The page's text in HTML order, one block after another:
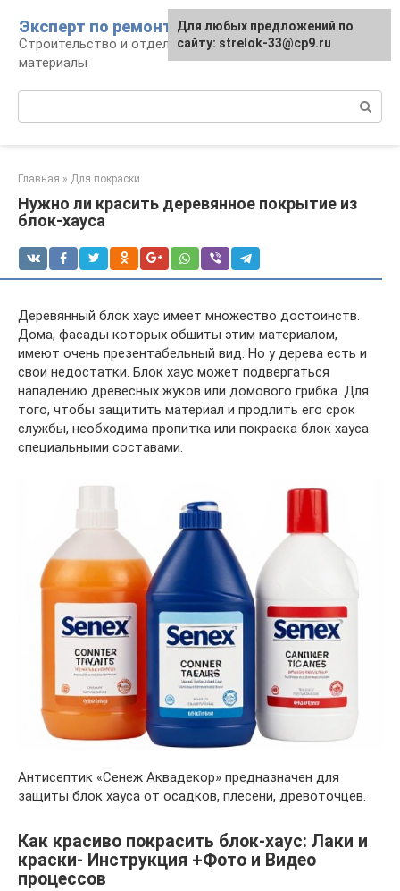
контенту
Эксперт по ремонту
Строительство и отделка: работы и
материалы
Главная » Для покраски
Нужно ли красить деревянное покрытие из
блок-хауса
Деревянный блок хаус имеет множество достоинств.
Дома, фасады которых обшиты этим материалом,
имеют очень презентабельный вид. Но у дерева есть и
свои недостатки. Блок хаус может подвергаться
нападению древесных жуков или домового грибка. Для
того, чтобы защитить материал и продлить его срок
службы, необходима пропитка или покраска блок хауса
специальными составами.
Антисептик «Сенеж Аквадекор» предназначен для
защиты блок хауса от осадков, плесени, древоточцев.
Как красиво покрасить блок-хаус: Лаки и
краски- Инструкция +Фото и Видео
процессов
Для любых предложений по
сайту: strelok-33@cp9.ru
Для любых предложений по
сайту: strelok-33@cp9.ru